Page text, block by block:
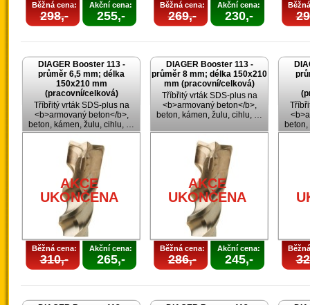
Běžná cena:
298,-
Akční cena:
255,-
Běžná cena:
269,-
Akční cena:
230,-
DIAGER Booster 113 -
průměr 6,5 mm; délka
150x210 mm
(pracovní/celková)
Tříbřitý vrták SDS-plus na
<b>armovaný beton</b>,
beton, kámen, žulu, cihlu, …
AKCE
UKONČENA
Běžná cena:
310,-
Akční cena:
265,-
DIAGER Booster 113 -
průměr 8 mm; délka 150x210
mm (pracovní/celková)
Tříbřitý vrták SDS-plus na
<b>armovaný beton</b>,
beton, kámen, žulu, cihlu, …
AKCE
UKONČENA
Běžná cena:
286,-
Akční cena:
245,-